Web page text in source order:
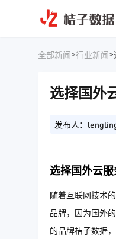
全部新闻>行业新闻>
选择国外
发布人：
选择国外云
随着互联网技术
品牌，因为国外
的品牌桔子数据